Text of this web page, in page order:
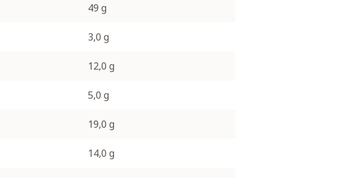
49 g
3,0 g
12,0 g
5,0 g
19,0 g
14,0 g